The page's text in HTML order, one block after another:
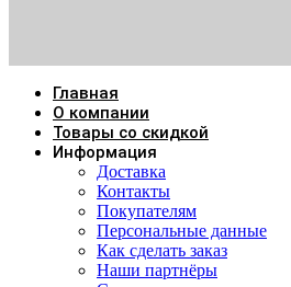
Главная
О компании
Товары со скидкой
Информация
Доставка
Контакты
Покупателям
Персональные данные
Как сделать заказ
Наши партнёры